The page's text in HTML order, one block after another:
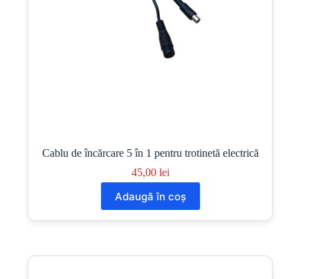
Cablu de încărcare 5 în 1 pentru trotinetă electrică
45,00 lei
Adaugă în coș